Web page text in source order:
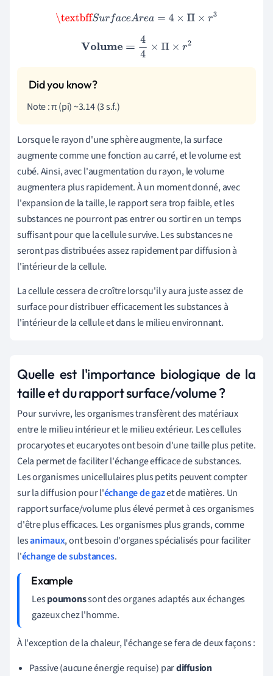
\textbffSurfaceAre a=4 ×Π× r3
Volume =44 ×Π ×r2
Note : π (pi) ~3.14 (3 s.f.)
Lorsque le rayon d'une sphère augmente, la surface
augmente comme une fonction au carré, et le volume est
cubé. Ainsi, avec l'augmentation du rayon, le volume
augmentera plus rapidement. À un moment donné, avec
l'expansion de la taille, le rapport sera trop faible, et les
substances ne pourront pas entrer ou sortir en un temps
suffisant pour que la cellule survive. Les substances ne
seront pas distribuées assez rapidement par diffusion à
l'intérieur de la cellule.
La cellule cessera de croître lorsqu'il y aura juste assez de
surface pour distribuer efficacement les substances à
l'intérieur de la cellule et dans le milieu environnant.
Quelle est l'importance biologique de la
taille et du rapport surface/volume ?
Pour survivre, les organismes transfèrent des matériaux
entre le milieu intérieur et le milieu extérieur. Les cellules
procaryotes et eucaryotes ont besoin d'une taille plus petite.
Cela permet de faciliter l'échange efficace de substances.
Les organismes unicellulaires plus petits peuvent compter
sur la diffusion pour l'échange de gazet de matières. Un
rapport surface/volume plus élevé permet à ces organismes
d'être plus efficaces. Les organismes plus grands, comme
lesanimaux, ont besoin d'organes spécialisés pour faciliter
l'échange de substances.
Lespoumonssont des organes adaptés aux échanges
gazeux chez l'homme.
À l'exception de la chaleur, l'échange se fera de deux façons :
Passive (aucune énergie requise) pardiffusion